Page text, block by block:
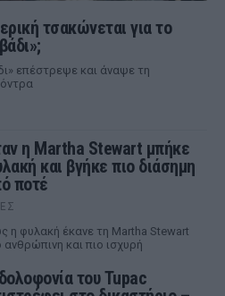
τσακώνεται για το
επέστρεψε και άναψε τη
η Martha Stewart μπήκε
και βγήκε πιο διάσημη
ποτέ
η φυλακή έκανε τη Martha Stewart
ανθρώπινη και πιο ισχυρή
του Tupac